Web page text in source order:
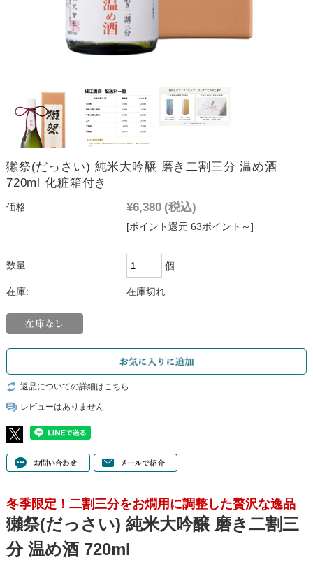
獺祭(だっさい) 純米大吟醸 磨き二割三分 温め酒
720ml 化粧箱付き
価格: ¥6,380 (税込)
[ポイント還元 63ポイント～]
数量: 個
在庫: 在庫切れ
返品についての詳細はこちら
レビューはありません
冬季限定！二割三分をお燗用に調整した贅沢な逸品
獺祭(だっさい) 純米大吟醸 磨き二割三
分 温め酒 720ml